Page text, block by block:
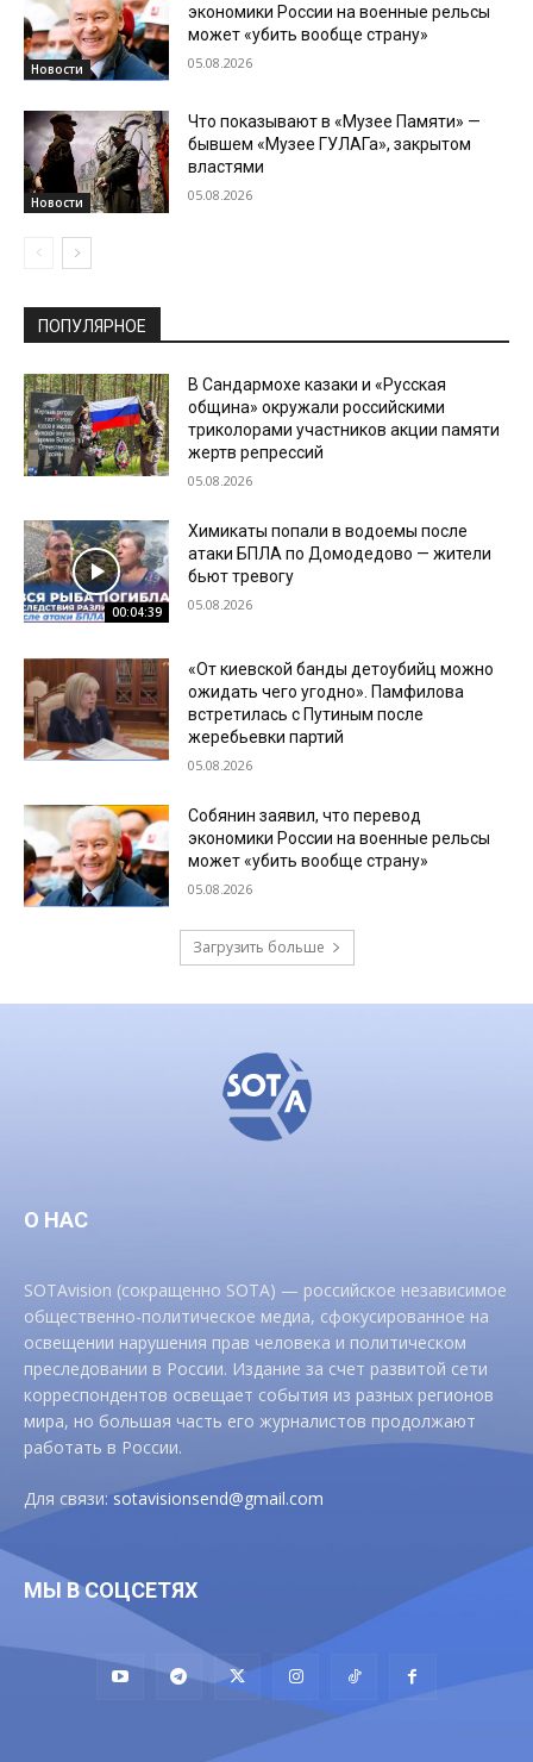
Новости
экономики России на военные рельсы
может «убить вообще страну»
05.08.2026
Новости
Что показывают в «Музее Памяти» —
бывшем «Музее ГУЛАГа», закрытом
властями
05.08.2026
ПОПУЛЯРНОЕ
В Сандармохе казаки и «Русская
община» окружали российскими
триколорами участников акции памяти
жертв репрессий
05.08.2026
00:04:39
Химикаты попали в водоемы после
атаки БПЛА по Домодедово — жители
бьют тревогу
05.08.2026
«От киевской банды детоубийц можно
ожидать чего угодно». Памфилова
встретилась с Путиным после
жеребьевки партий
05.08.2026
Собянин заявил, что перевод
экономики России на военные рельсы
может «убить вообще страну»
05.08.2026
Загрузить больше
О НАС
SOTAvision (сокращенно SOTA) — российское независимое
общественно-политическое медиа, сфокусированное на
освещении нарушения прав человека и политическом
преследовании в России. Издание за счет развитой сети
корреспондентов освещает события из разных регионов
мира, но большая часть его журналистов продолжают
работать в России.
Для связи:sotavisionsend@gmail.com
МЫ В СОЦСЕТЯХ